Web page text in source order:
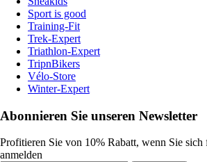
Sport is good
Training-Fit
Trek-Expert
Triathlon-Expert
TripnBikers
Vélo-Store
Winter-Expert
Abonnieren Sie unseren Newsletter
Profitieren Sie von 10% Rabatt, wenn Sie sich
anmelden